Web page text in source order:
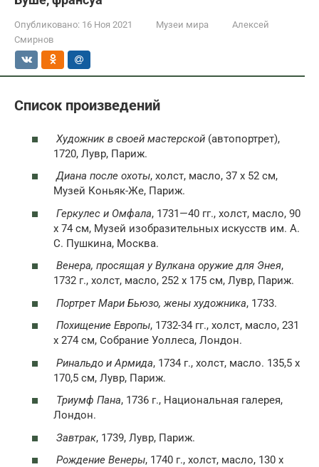
Опубликовано: 16 Ноя 2021 Музеи мира
Алексей
Смирнов
Список произведений
Художник в своей мастерской (автопортрет),
1720, Лувр, Париж.
Диана после охоты, холст, масло, 37 x 52 см,
Музей Коньяк-Же, Париж.
Геркулес и Омфала, 1731—40 гг., холст, масло, 90
х 74 см, Музей изобразительных искусств им. А.
С. Пушкина, Москва.
Венера, просящая у Вулкана оружие для Энея,
1732 г., холст, масло, 252 x 175 см, Лувр, Париж.
Портрет Мари Бьюзо, жены художника, 1733.
Похищение Европы, 1732-34 гг., холст, масло, 231
x 274 см, Собрание Уоллеса, Лондон.
Ринальдо и Армида, 1734 г., холст, масло. 135,5 x
170,5 см, Лувр, Париж.
Триумф Пана, 1736 г., Национальная галерея,
Лондон.
Завтрак, 1739, Лувр, Париж.
Рождение Венеры, 1740 г., холст, масло, 130 x